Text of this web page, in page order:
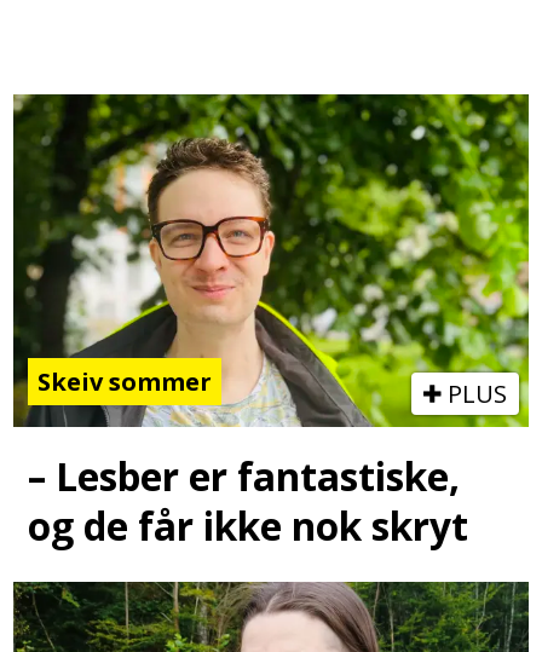
Skeiv sommer PLUS
– Lesber er fantastiske,
og de får ikke nok skryt